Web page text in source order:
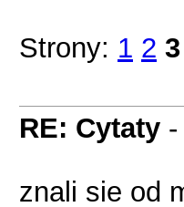
Strony: 1 2 3
RE: Cytaty -
znali sie od